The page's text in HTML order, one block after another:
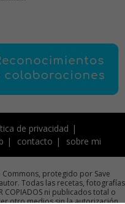
de privacidad
contacto sobre mi
Commons, protegido por Save
Todas las recetas, fotografías
COPIADOS ni publicados total o
otro medios sin la autorización